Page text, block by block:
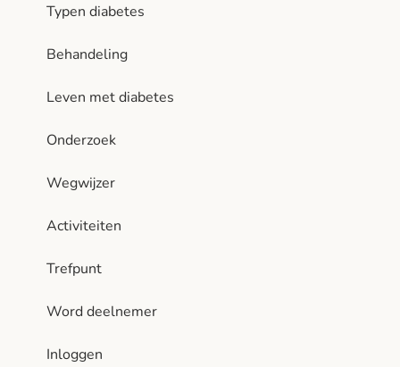
Typen diabetes
Behandeling
Leven met diabetes
Onderzoek
Wegwijzer
Activiteiten
Trefpunt
Word deelnemer
Inloggen